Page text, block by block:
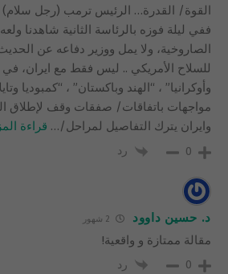
ففي ليلة فوزه بالرئاسة الثانية شاهدنا
الصاروخية، ولا يمل ووزير دفاعه عن
للسلاح الأمريكي .. ليس فقط مع ايران،
وأوكرانيا” ، “الهند وباكستان” ، “كمبوديا
مواجهات باتفاقات/ صفقات وقف لإطلاق
وايران يترك التفاصيل لمراحل/… قراءة
0 رد
د. حسين داوود
مقالة ممتازة و واقعية!
0 رد